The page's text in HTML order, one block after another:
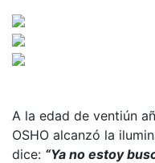
A la edad de ventiún
OSHO alcanzó la
dice: “Ya no estoy